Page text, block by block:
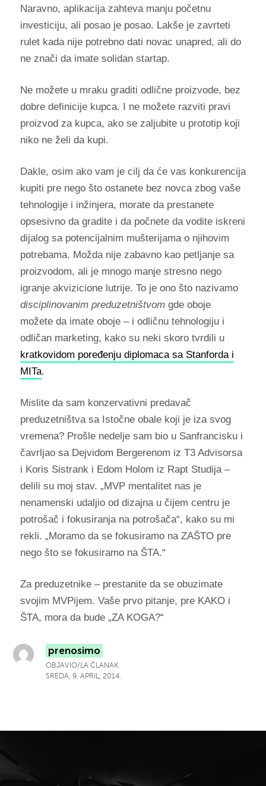
Naravno, aplikacija zahteva manju početnu
investiciju, ali posao je posao. Lakše je zavrteti
rulet kada nije potrebno dati novac unapred, ali do
ne znači da imate solidan startap.
Ne možete u mraku graditi odlične proizvode, bez
dobre definicije kupca. I ne možete razviti pravi
proizvod za kupca, ako se zaljubite u prototip koji
niko ne želi da kupi.
Dakle, osim ako vam je cilj da će vas konkurencija
kupiti pre nego što ostanete bez novca zbog vaše
tehnologije i inžinjera, morate da prestanete
opsesivno da gradite i da počnete da vodite iskreni
dijalog sa potencijalnim mušterijama o njihovim
potrebama. Možda nije zabavno kao petljanje sa
proizvodom, ali je mnogo manje stresno nego
igranje akvizicione lutrije. To je ono što nazivamo
disciplinovanim preduzetništvom gde oboje
možete da imate oboje – i odličnu tehnologiju i
odličan marketing, kako su neki skoro tvrdili u
kratkovidom poređenju diplomaca sa Stanforda i
MITa.
Mislite da sam konzervativni predavač
preduzetništva sa Istočne obale koji je iza svog
vremena? Prošle nedelje sam bio u Sanfrancisku i
čavrljao sa Dejvidom Bergerenom iz T3 Advisorsa
i Koris Sistrank i Edom Holom iz Rapt Studija –
delili su moj stav. „MVP mentalitet nas je
nenamenski udaljio od dizajna u čijem centru je
potrošač i fokusiranja na potrošača“, kako su mi
rekli. „Moramo da se fokusiramo na ZAŠTO pre
nego što se fokusiramo na ŠTA.“
Za preduzetnike – prestanite da se obuzimate
svojim MVPijem. Vaše prvo pitanje, pre KAKO i
ŠTA, mora da bude „ZA KOGA?“
prenosimo
OBJAVIO/LA ČLANAK.
SREDA, 9. APRIL, 2014.